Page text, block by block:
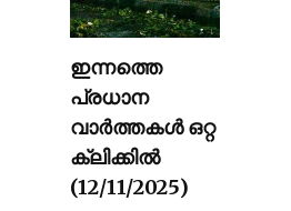
ഇന്നത്തെ
പ്രധാന
വാർത്തകൾ ഒറ്റ
ക്ലിക്കിൽ
(12/11/2025)